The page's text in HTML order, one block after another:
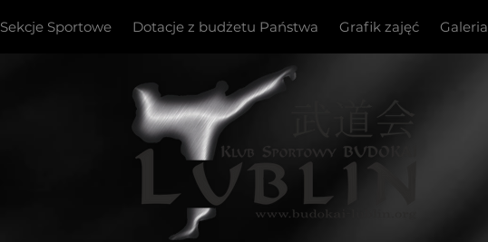
Sekcje Sportowe Dotacje z budżetu Państwa Grafik zajęć Galeria